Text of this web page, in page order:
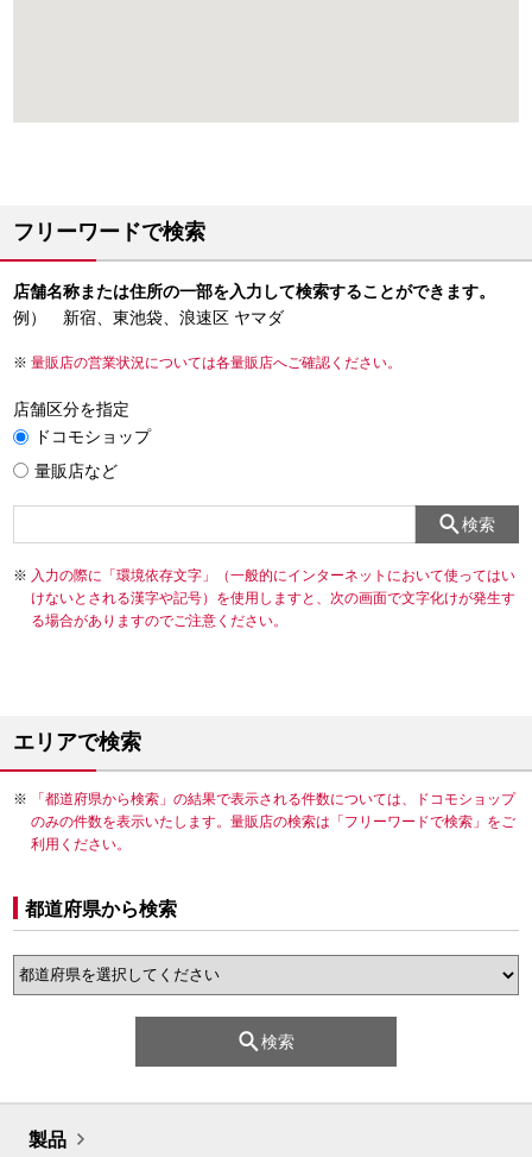
フリーワードで検索
店舗名称または住所の一部を入力して検索することができます。
例） 新宿、東池袋、浪速区 ヤマダ
量販店の営業状況については各量販店へご確認ください。
店舗区分を指定
ドコモショップ
量販店など
検索
入力の際に「環境依存文字」（一般的にインターネットにおいて使ってはい
けないとされる漢字や記号）を使用しますと、次の画面で文字化けが発生す
る場合がありますのでご注意ください。
エリアで検索
「都道府県から検索」の結果で表示される件数については、ドコモショップ
のみの件数を表示いたします。量販店の検索は「フリーワードで検索」をご
利用ください。
都道府県から検索
検索
製品